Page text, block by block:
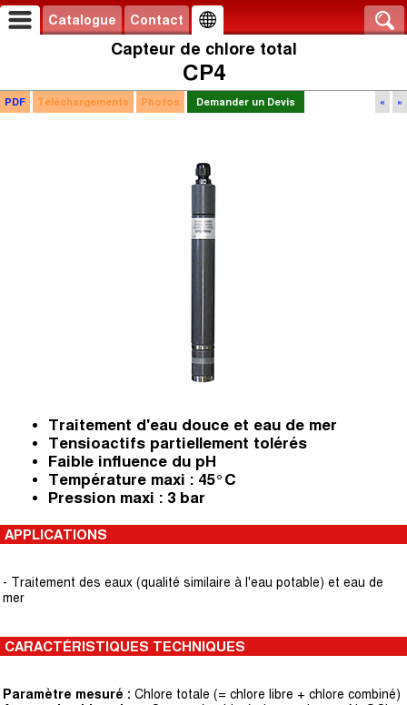
Catalogue Contact
Capteur de chlore total
CP4
« »
PDF Téléchargements Photos Demander un Devis
Traitement d'eau douce et eau de mer
Tensioactifs partiellement tolérés
Faible influence du pH
Température maxi : 45°C
Pression maxi : 3 bar
APPLICATIONS
- Traitement des eaux (qualité similaire à l'eau potable) et eau de
mer
CARACTÉRISTIQUES TECHNIQUES
Paramètre mesuré : Chlore totale (= chlore libre + chlore combiné)